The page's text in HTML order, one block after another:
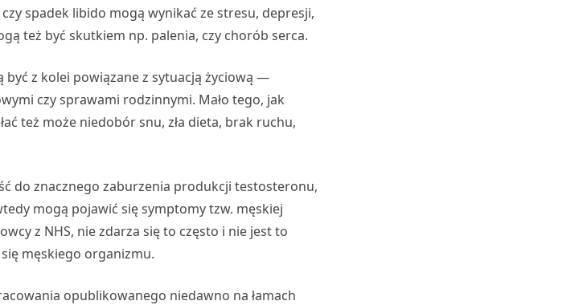
spadek libido mogą wynikać ze stresu, depresji,
też być skutkiem np. palenia, czy chorób serca.
z kolei powiązane z sytuacją życiową —
czy sprawami rodzinnymi. Mało tego, jak
też może niedobór snu, zła dieta, brak ruchu,
do znacznego zaburzenia produkcji testosteronu,
mogą pojawić się symptomy tzw. męskiej
z NHS, nie zdarza się to często i nie jest to
męskiego organizmu.
opublikowanego niedawno na łamach